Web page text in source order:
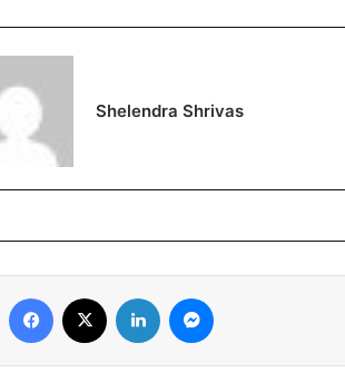
Shelendra Shrivas
Facebook LinkedIn